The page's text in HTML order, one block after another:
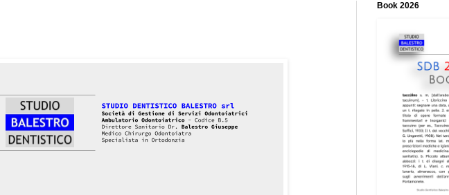
Book 2026